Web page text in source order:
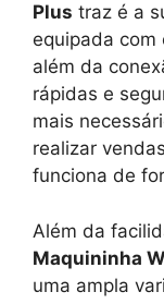
Plus traz é a
equipada com
além da
rápidas e
mais
realizar
funciona de
Além da
Maquininha
uma ampla